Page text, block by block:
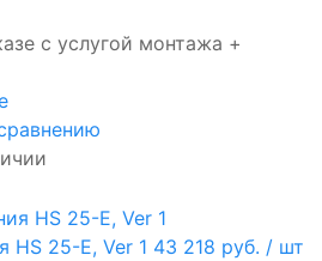
с услугой монтажа +
HS 25-E, Ver 1 43 218 руб. / шт